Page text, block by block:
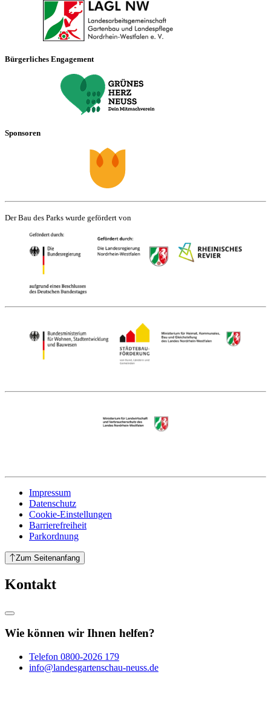
Bürgerliches Engagement
Sponsoren
Der Bau des Parks wurde gefördert von
Impressum
Datenschutz
Cookie-Einstellungen
Barrierefreiheit
Parkordnung
Zum Seitenanfang
Kontakt
Wie können wir Ihnen helfen?
Telefon 0800-2026 179
info@landesgartenschau-neuss.de